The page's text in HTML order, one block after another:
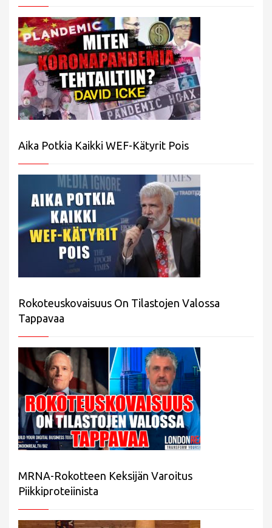
Aika Potkia Kaikki WEF-Kätyrit Pois
Rokoteuskovaisuus On Tilastojen Valossa
Tappavaa
MRNA-Rokotteen Keksijän Varoitus
Piikkiproteiinista